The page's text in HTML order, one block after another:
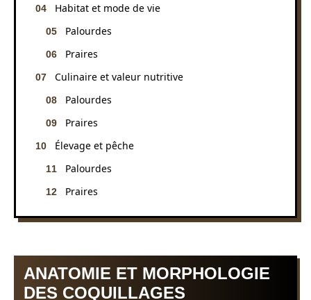
Habitat et mode de vie
Palourdes
Praires
Culinaire et valeur nutritive
Palourdes
Praires
Élevage et pêche
Palourdes
Praires
ANATOMIE ET MORPHOLOGIE
DES COQUILLAGES